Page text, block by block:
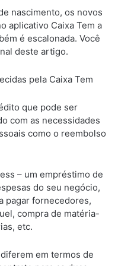
nascimento, os novos
aplicativo Caixa Tem a
é escalonada. Você
deste artigo.
pela Caixa Tem
que pode ser
com as necessidades
como o reembolso
– um empréstimo de
do seu negócio,
pagar fornecedores,
compra de matéria-
etc.
em termos de